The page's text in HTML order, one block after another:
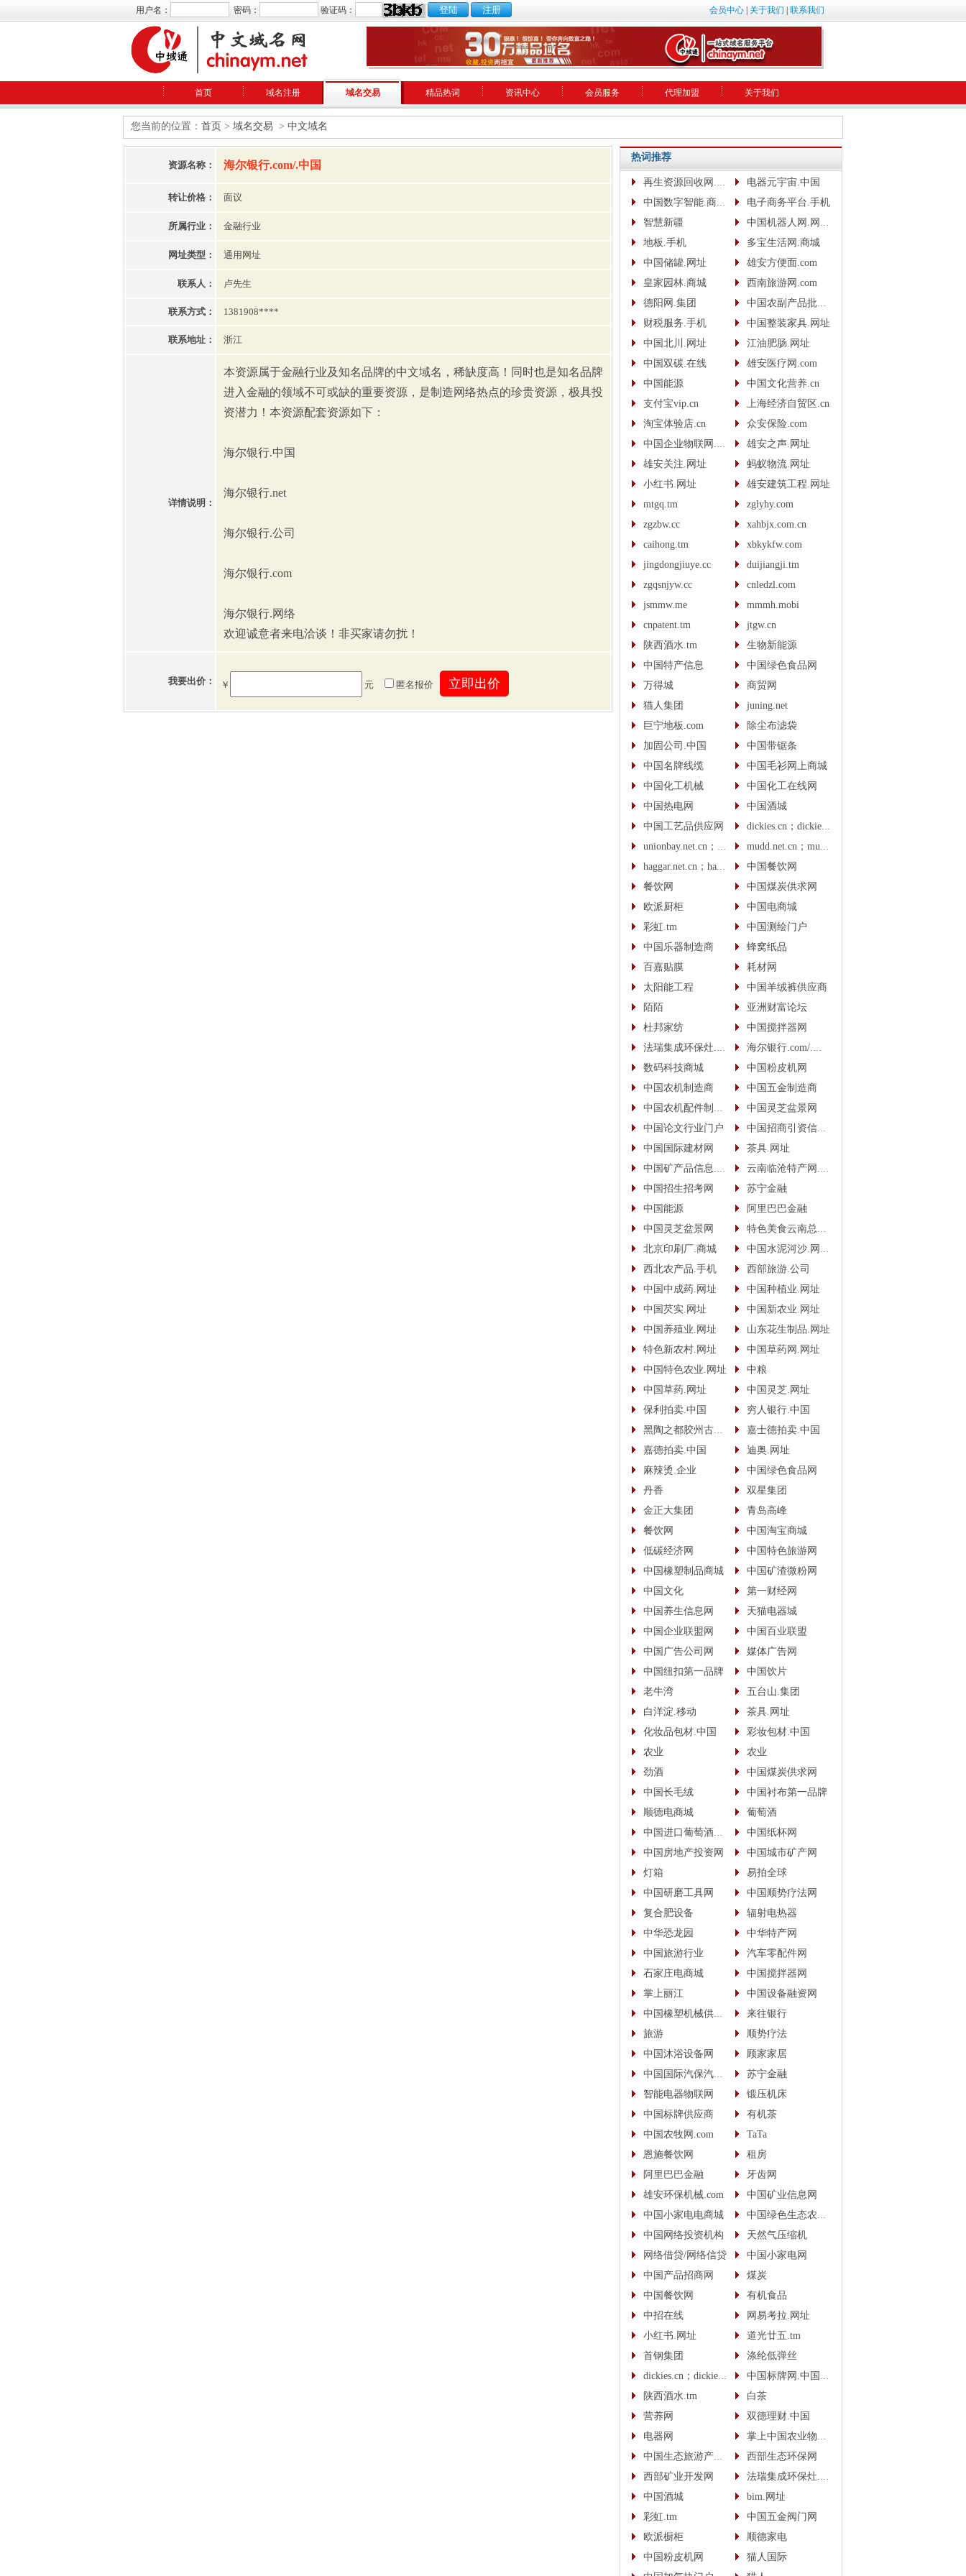
会员中心 关于我们 联系我们
用户名： 密码： 验证码：
首页 域名注册 域名交易 精品热词 资讯中心 会员服务 代理加盟 关于我们
您当前的位置： 首页 > 域名交易 > 中文域名
资源名称： 海尔银行.com/.中国
转让价格： 面议
所属行业： 金融行业
网址类型： 通用网址
联系人： 卢先生
联系方式： 1381908****
联系地址： 浙江
详情说明：
本资源属于金融行业及知名品牌的中文域名，稀缺度高！同时也是知名品牌
进入金融的领域不可或缺的重要资源，是制造网络热点的珍贵资源，极具投
资潜力！本资源配套资源如下：
海尔银行.中国
海尔银行.net
海尔银行.公司
海尔银行.com
海尔银行.网络
欢迎诚意者来电洽谈！非买家请勿扰！
我要出价： ￥ 元 匿名报价
热词推荐
再生资源回收网.网址
电器元宇宙.中国
中国数字智能.商城.网址.中文网
电子商务平台.手机
智慧新疆
中国机器人网.网址www.robotcn.top
地板.手机
多宝生活网.商城
中国储罐.网址
雄安方便面.com
皇家园林.商城
西南旅游网.com
德阳网.集团
中国农副产品批发网.com
财税服务.手机
中国整装家具.网址
中国北川.网址
江油肥肠.网址
中国双碳.在线
雄安医疗网.com
中国能源
中国文化营养.cn
支付宝vip.cn
上海经济自贸区.cn
淘宝体验店.cn
众安保险.com
中国企业物联网.com
雄安之声.网址
雄安关注.网址
蚂蚁物流.网址
小红书.网址
雄安建筑工程.网址
mtgq.tm
zglyhy.com
zgzbw.cc
xahbjx.com.cn
caihong.tm
xbkykfw.com
jingdongjiuye.cc
duijiangji.tm
zgqsnjyw.cc
cnledzl.com
jsmmw.me
mmmh.mobi
cnpatent.tm
jtgw.cn
陕西酒水.tm
生物新能源
中国特产信息
中国绿色食品网
万得城
商贸网
猫人集团
juning.net
巨宁地板.com
除尘布滤袋
加固公司.中国
中国带锯条
中国名牌线缆
中国毛衫网上商城
中国化工机械
中国化工在线网
中国热电网
中国酒城
中国工艺品供应网
dickies.cn；dickies.cc
unionbay.net.cn；unionbay.cn
mudd.net.cn；mudd.cn
haggar.net.cn；haggar.cn
中国餐饮网
餐饮网
中国煤炭供求网
欧派厨柜
中国电商城
彩虹.tm
中国测绘门户
中国乐器制造商
蜂窝纸品
百嘉贴膜
耗材网
太阳能工程
中国羊绒裤供应商
陌陌
亚洲财富论坛
杜邦家纺
中国搅拌器网
法瑞集成环保灶.中国
海尔银行.com/.中国
数码科技商城
中国粉皮机网
中国农机制造商
中国五金制造商
中国农机配件制造商
中国灵芝盆景网
中国论文行业门户
中国招商引资信息网
中国国际建材网
茶具.网址
中国矿产品信息.网址
云南临沧特产网.网址
中国招生招考网
苏宁金融
中国能源
阿里巴巴金融
中国灵芝盆景网
特色美食云南总代.商城
北京印刷厂.商城
中国水泥河沙.网址(.手机)
西北农产品.手机
西部旅游.公司
中国中成药.网址
中国种植业.网址
中国芡实.网址
中国新农业.网址
中国养殖业.网址
山东花生制品.网址
特色新农村.网址
中国草药网.网址
中国特色农业.网址
中粮
中国草药.网址
中国灵芝.网址
保利拍卖.中国
穷人银行.中国
黑陶之都胶州古酿.中国
嘉士德拍卖.中国
嘉德拍卖.中国
迪奥.网址
麻辣烫.企业
中国绿色食品网
丹香
双星集团
金正大集团
青岛高峰
餐饮网
中国淘宝商城
低碳经济网
中国特色旅游网
中国橡塑制品商城
中国矿渣微粉网
中国文化
第一财经网
中国养生信息网
天猫电器城
中国企业联盟网
中国百业联盟
中国广告公司网
媒体广告网
中国纽扣第一品牌
中国饮片
老牛湾
五台山.集团
白洋淀.移动
茶具.网址
化妆品包材.中国
彩妆包材.中国
农业
农业
劲酒
中国煤炭供求网
中国长毛绒
中国衬布第一品牌
顺德电商城
葡萄酒
中国进口葡萄酒商城
中国纸杯网
中国房地产投资网
中国城市矿产网
灯箱
易拍全球
中国研磨工具网
中国顺势疗法网
复合肥设备
辐射电热器
中华恐龙园
中华特产网
中国旅游行业
汽车零配件网
石家庄电商城
中国搅拌器网
掌上丽江
中国设备融资网
中国橡塑机械供应商
来往银行
旅游
顺势疗法
中国沐浴设备网
顾家家居
中国国际汽保汽配城
苏宁金融
智能电器物联网
锻压机床
中国标牌供应商
有机茶
中国农牧网.com
TaTa
恩施餐饮网
租房
阿里巴巴金融
牙齿网
雄安环保机械.com
中国矿业信息网
中国小家电电商城
中国绿色生态农业信息网
中国网络投资机构
天然气压缩机
网络借贷/网络信贷
中国小家电网
中国产品招商网
煤炭
中国餐饮网
有机食品
中招在线
网易考拉.网址
小红书.网址
道光廿五.tm
首钢集团
涤纶低弹丝
dickies.cn；dickies.cc
中国标牌网.中国(cn)
陕西酒水.tm
白茶
营养网
双德理财.中国
电器网
掌上中国农业物联网
中国生态旅游产业网
西部生态环保网
西部矿业开发网
法瑞集成环保灶.中国
中国酒城
bim.网址
彩虹.tm
中国五金阀门网
欧派橱柜
顺德家电
中国粉皮机网
猫人国际